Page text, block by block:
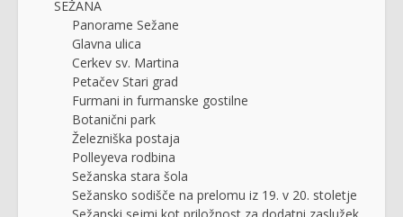
SEŽANA
Panorame Sežane
Glavna ulica
Cerkev sv. Martina
Petačev Stari grad
Furmani in furmanske gostilne
Botanični park
Železniška postaja
Polleyeva rodbina
Sežanska stara šola
Sežansko sodišče na prelomu iz 19. v 20. stoletje